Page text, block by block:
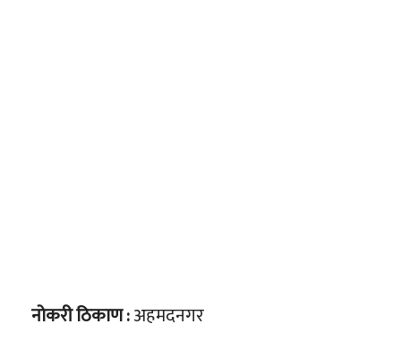
नोकरी ठिकाण :अहमदनगर